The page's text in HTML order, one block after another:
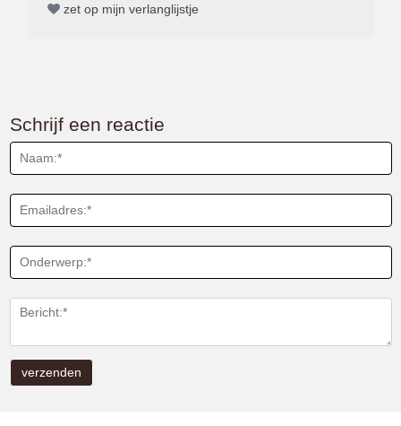
zet op mijn verlanglijstje
Schrijf een reactie